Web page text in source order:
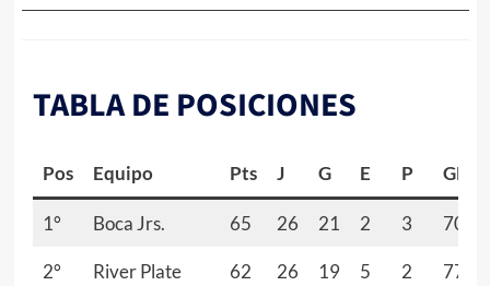
TABLA DE POSICIONES
Pos Equipo Pts J G E P GF
1° Boca Jrs. 65 26 21 2 3 70
2° River Plate 62 26 19 5 2 77